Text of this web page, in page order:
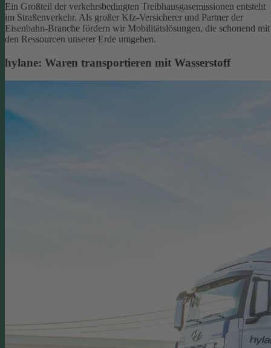
Ein Großteil der verkehrsbedingten Treibhausgasemissionen entsteht
im Straßenverkehr. Als großer Kfz-Versicherer und Partner der
Eisenbahn-Branche fördern wir Mobilitätslösungen, die schonend mit
den Ressourcen unserer Erde umgehen.
hylane: Waren transportieren mit Wasserstoff